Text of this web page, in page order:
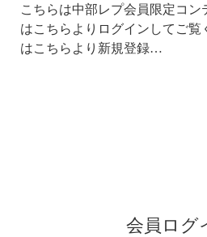
こちらは中部レプ会員限定コ
はこちらよりログインしてご覧
はこちらより新規登録…
会員ログ